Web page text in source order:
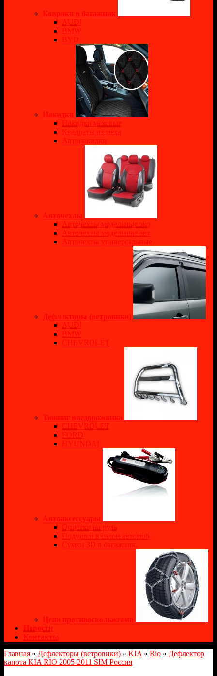
Коврики в багажник
AUDI
BMW
BYD
Накидки
Накидки меховые
Квадраты из меха
Автонакидки
Авточехлы
Авточехлы модельные эко
Авточехлы модельные авт
Авточехлы универсальные
Дефлекторы (ветровики)
AUDI
BMW
CHEVROLET
Тюнинг внедорожника
CHEVROLET
FORD
HYUNDAI
Автоаксессуары
Оплётки на руль
Подушки в салон автомоб
Сумки 3D в багажник.
Цепи противоскольжения
Новости
Контакты
Главная » Дефлекторы (ветровики) » KIA » Rio » Дефлектор
капота KIA RIO 2005-2011 SIM Россия